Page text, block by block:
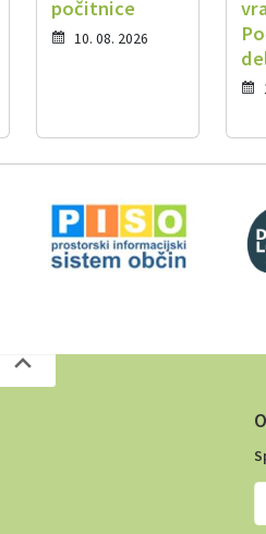
počitnice
10. 08. 2026